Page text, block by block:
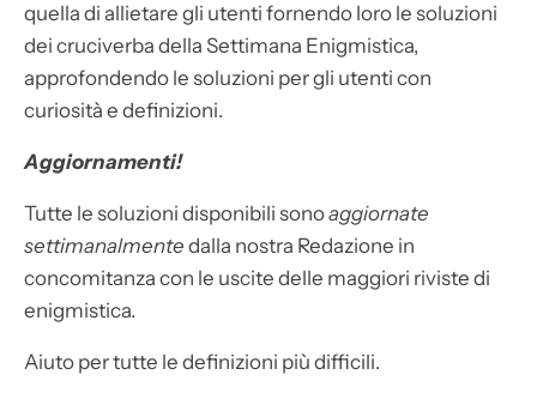
quella di allietare gli utenti fornendo loro le soluzioni
dei cruciverba della Settimana Enigmistica,
approfondendo le soluzioni per gli utenti con
curiosità e definizioni.
Aggiornamenti!
Tutte le soluzioni disponibili sonoaggiornate
settimanalmente dalla nostra Redazione in
concomitanza con le uscite delle maggiori riviste di
enigmistica.
Aiuto per tutte le definizioni più difficili.